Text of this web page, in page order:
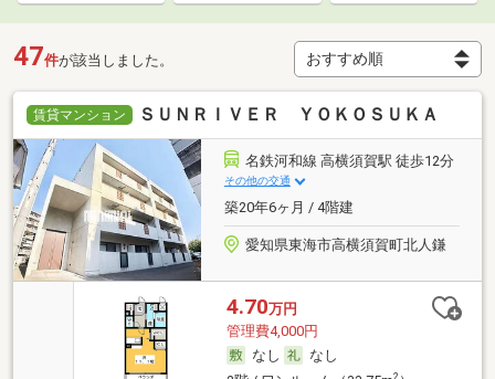
47件が該当しました。
賃貸マンション ＳＵＮＲＩＶＥＲ ＹＯＫＯＳＵＫＡ
名鉄河和線 高横須賀駅 徒歩12分
その他の交通
築20年6ヶ月 / 4階建
愛知県東海市高横須賀町北人鎌
4.70万円
管理費4,000円
なし
なし
2